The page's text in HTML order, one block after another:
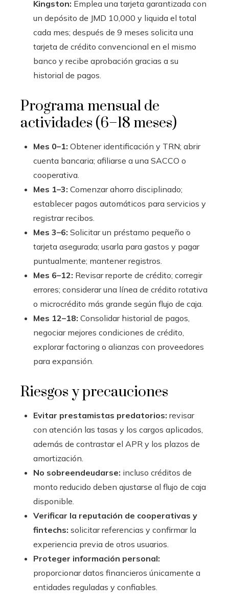
Kingston: Emplea una tarjeta garantizada con
un depósito de JMD 10,000 y liquida el total
cada mes; después de 9 meses solicita una
tarjeta de crédito convencional en el mismo
banco y recibe aprobación gracias a su
historial de pagos.
Programa mensual de
actividades (6–18 meses)
Mes 0–1: Obtener identificación y TRN; abrir
cuenta bancaria; afiliarse a una SACCO o
cooperativa.
Mes 1–3: Comenzar ahorro disciplinado;
establecer pagos automáticos para servicios y
registrar recibos.
Mes 3–6: Solicitar un préstamo pequeño o
tarjeta asegurada; usarla para gastos y pagar
puntualmente; mantener registros.
Mes 6–12: Revisar reporte de crédito; corregir
errores; considerar una línea de crédito rotativa
o microcrédito más grande según flujo de caja.
Mes 12–18: Consolidar historial de pagos,
negociar mejores condiciones de crédito,
explorar factoring o alianzas con proveedores
para expansión.
Riesgos y precauciones
Evitar prestamistas predatorios: revisar
con atención las tasas y los cargos aplicados,
además de contrastar el APR y los plazos de
amortización.
No sobreendeudarse: incluso créditos de
monto reducido deben ajustarse al flujo de caja
disponible.
Verificar la reputación de cooperativas y
fintechs: solicitar referencias y confirmar la
experiencia previa de otros usuarios.
Proteger información personal:
proporcionar datos financieros únicamente a
entidades reguladas y confiables.